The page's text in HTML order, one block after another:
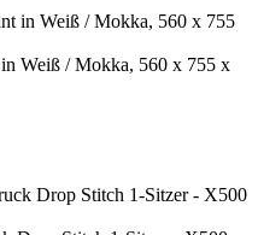
Weiß / Mokka, 560 x 755 x